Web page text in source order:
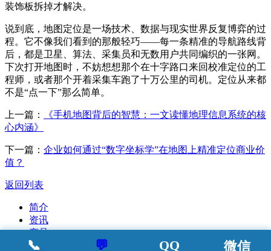
装饰板拆掉才解决。
说到底，地图定位是一场技术、数据与现实世界反复博弈的过
程。它不像我们看到的那般轻巧——每一条精准的导航路线背
后，都是卫星、算法、采集员和无数用户共同编织的一张网。
下次打开地图时，不妨想想那个在十字路口来回校准定位的工
程师，或者那个开着采集车跑了十万公里的司机。定位从来都
不是“点一下”那么简单。
上一篇：
《手机地图背后的智慧：一文读懂地理信息系统的核
心内涵》
下一篇： 企业如何通过“数字坐标学”在地图上精准定位商业价
值？
返回列表
📞 💬 QQ 微信
简介
资讯
产品
案例